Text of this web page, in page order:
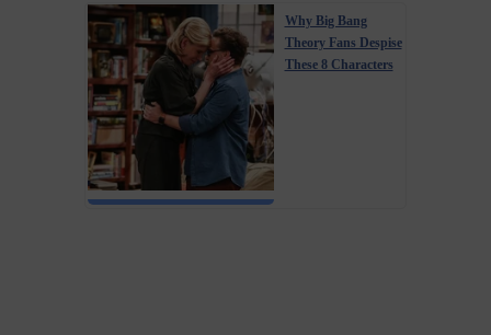
Why Big Bang
Theory Fans Despise
These 8 Characters